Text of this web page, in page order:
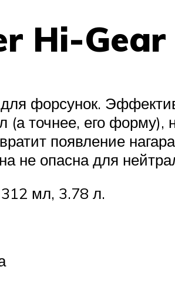
Hi-Gear
форсунок.
точнее, его форму),
появление
не опасна для
мл, 3.78 л.